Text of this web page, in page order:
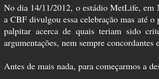
No dia 14/11/2012, o estádio MetLife, em
a CBF divulgou essa celebração mas até
palpitar acerca de quais teriam sido
argumentações, nem sempre
Antes de mais nada, para começarmos a